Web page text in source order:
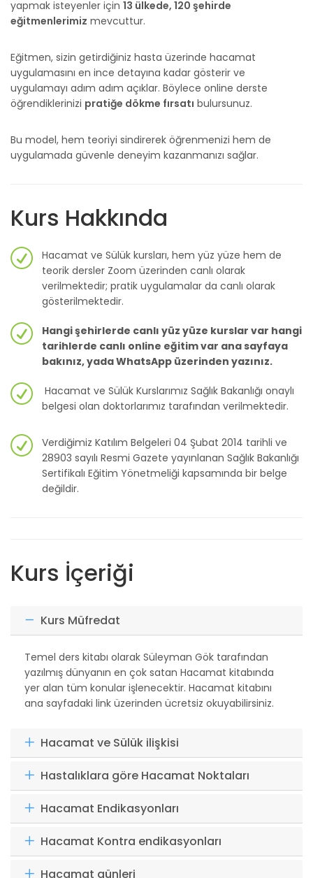
yapmak isteyenler için 13 ülkede, 120 şehirde
eğitmenlerimiz mevcuttur.
Eğitmen, sizin getirdiğiniz hasta üzerinde hacamat
uygulamasını en ince detayına kadar gösterir ve
uygulamayı adım adım açıklar. Böylece online derste
öğrendiklerinizi pratiğe dökme fırsatı bulursunuz.
Bu model, hem teoriyi sindirerek öğrenmenizi hem de
uygulamada güvenle deneyim kazanmanızı sağlar.
Kurs Hakkında
Hacamat ve Sülük kursları, hem yüz yüze hem de
teorik dersler Zoom üzerinden canlı olarak
verilmektedir; pratik uygulamalar da canlı olarak
gösterilmektedir.
Hangi şehirlerde canlı yüz yüze kurslar var hangi
tarihlerde canlı online eğitim var ana sayfaya
bakınız, yada WhatsApp üzerinden yazınız.
Hacamat ve Sülük Kurslarımız Sağlık Bakanlığı onaylı
belgesi olan doktorlarımız tarafından verilmektedir.
Verdiğimiz Katılım Belgeleri 04 Şubat 2014 tarihli ve
28903 sayılı Resmi Gazete yayınlanan Sağlık Bakanlığı
Sertifikalı Eğitim Yönetmeliği kapsamında bir belge
değildir.
Kurs İçeriği
Kurs Müfredat
Temel ders kitabı olarak Süleyman Gök tarafından
yazılmış dünyanın en çok satan Hacamat kitabında
yer alan tüm konular işlenecektir. Hacamat kitabını
ana sayfadaki link üzerinden ücretsiz okuyabilirsiniz.
Hacamat ve Sülük ilişkisi
Hastalıklara göre Hacamat Noktaları
Hacamat Endikasyonları
Hacamat Kontra endikasyonları
Hacamat günleri